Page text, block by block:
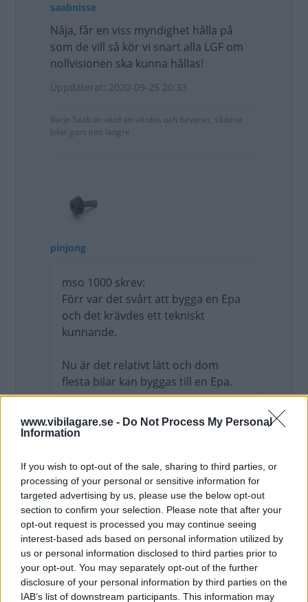
www.vibilagare.se - Do Not Process My Personal
Information
If you wish to opt-out of the sale, sharing to third parties, or
processing of your personal or sensitive information for
targeted advertising by us, please use the below opt-out
section to confirm your selection. Please note that after your
opt-out request is processed you may continue seeing
interest-based ads based on personal information utilized by
us or personal information disclosed to third parties prior to
your opt-out. You may separately opt-out of the further
disclosure of your personal information by third parties on the
IAB’s list of downstream participants. This information may
saabnisse
Nåja, får en viss myndighet hålla på
som de vill så kör vi snart alla LGF om
nollvisionen ska kunna hållas!
Uppdaterat: 2020-09-25 20:33
Varje Saab är värd att vårdas och bevaras, sådana
bilar görs inte längre
pinjong
mso 1000 skrev:
Förr var det svårt att bygga en Epa
och det krävdes ett tekniskt
kunnande.
Nu är det relativt lätt och dom
flesta bilar kan byggas till en Epa.
Vi kommer alla bli mer medveten
om problemet med 30km/h och
Sanna mina ord.
Dom kommer att bli många
snabbt.
Aja, jag tänker att det handlar om en
övergång från mekanisk strypning till en